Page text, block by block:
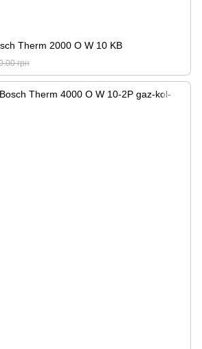
Therm 2000 O W 10 KB
грн